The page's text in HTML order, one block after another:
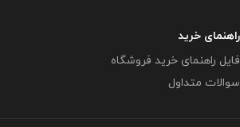
راهنمای خرید
فایل راهنمای خرید فروشگاه
سوالات متداول